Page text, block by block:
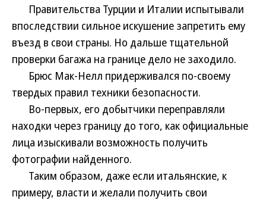
Правительства Турции и Италии испытывали
впоследствии сильное искушение запретить ему
въезд в свои страны. Но дальше тщательной
проверки багажа на границе дело не заходило.
Брюс Мак-Нелл придерживался по-своему
твердых правил техники безопасности.
Во-первых, его добытчики переправляли
находки через границу до того, как официальные
лица изыскивали возможность получить
фотографии найденного.
Таким образом, даже если итальянские, к
примеру, власти и желали получить свои